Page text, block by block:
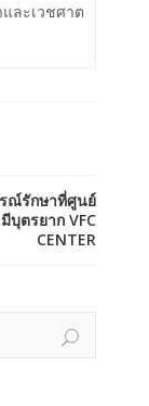
ละเวชศาต
ณ์รักษาที่ศูนย์
บุตรยาก VFC
CENTER